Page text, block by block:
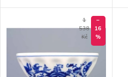
k
cibulákovým motivem.
1
538
Kč
–
16
%